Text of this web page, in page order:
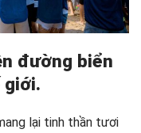
đường biển
giới.
lại tinh thần tươi